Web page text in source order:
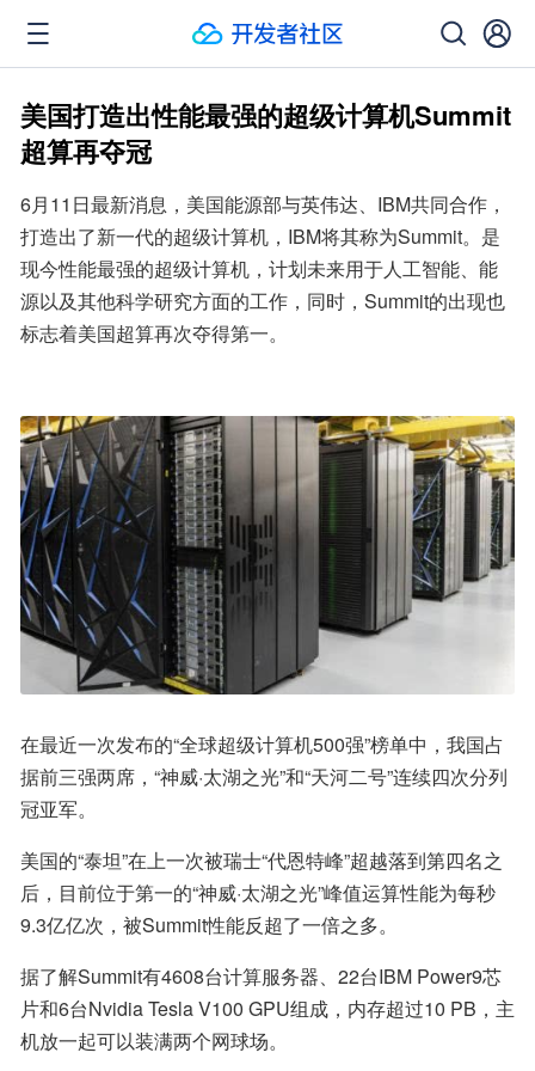
美国打造出性能最强的超级计算机Summit
超算再夺冠
6月11日最新消息，美国能源部与英伟达、IBM共同合作，
打造出了新一代的超级计算机，IBM将其称为Summit。是
现今性能最强的超级计算机，计划未来用于人工智能、能
源以及其他科学研究方面的工作，同时，Summit的出现也
标志着美国超算再次夺得第一。
在最近一次发布的“全球超级计算机500强”榜单中，我国占
据前三强两席，“神威·太湖之光”和“天河二号”连续四次分列
冠亚军。
美国的“泰坦”在上一次被瑞士“代恩特峰”超越落到第四名之
后，目前位于第一的“神威·太湖之光”峰值运算性能为每秒
9.3亿亿次，被Summit性能反超了一倍之多。
据了解Summit有4608台计算服务器、22台IBM Power9芯
片和6台Nvidia Tesla V100 GPU组成，内存超过10 PB，主
机放一起可以装满两个网球场。